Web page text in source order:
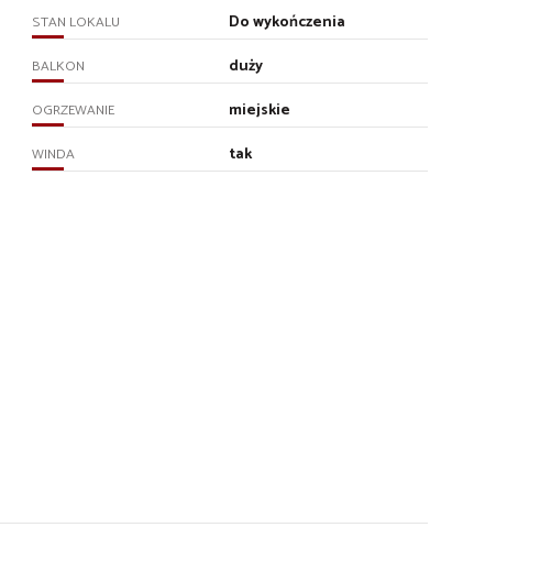
STAN LOKALU Do wykończenia
BALKON duży
OGRZEWANIE miejskie
WINDA tak